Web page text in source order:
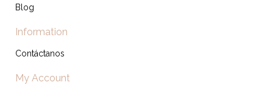
Blog
Information
Contáctanos
My Account